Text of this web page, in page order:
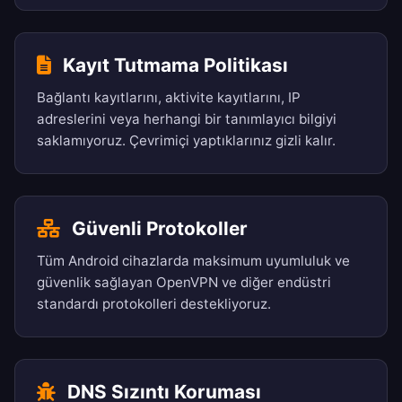
Kayıt Tutmama Politikası
Bağlantı kayıtlarını, aktivite kayıtlarını, IP
adreslerini veya herhangi bir tanımlayıcı bilgiyi
saklamıyoruz. Çevrimiçi yaptıklarınız gizli kalır.
Güvenli Protokoller
Tüm Android cihazlarda maksimum uyumluluk ve
güvenlik sağlayan OpenVPN ve diğer endüstri
standardı protokolleri destekliyoruz.
DNS Sızıntı Koruması